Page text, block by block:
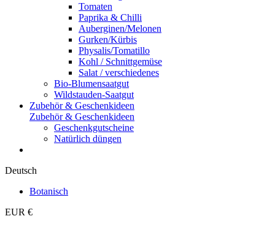
Tomaten
Paprika & Chilli
Auberginen/Melonen
Gurken/Kürbis
Physalis/Tomatillo
Kohl / Schnittgemüse
Salat / verschiedenes
Bio-Blumensaatgut
Wildstauden-Saatgut
Zubehör & Geschenkideen
Zubehör & Geschenkideen
Geschenkgutscheine
Natürlich düngen
Deutsch
Botanisch
EUR €